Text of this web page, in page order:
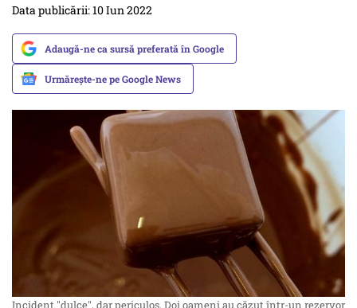
Data publicării: 10 Iun 2022
Adaugă-ne ca sursă preferată în Google
Urmărește-ne pe Google News
Incident "dulce", dar periculos. Doi oameni au căzut într-un rezervor